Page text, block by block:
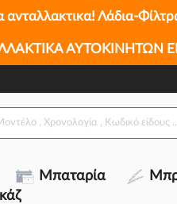
ανταλλακτικα! Λάδια-
ΑΥΤΟΚΙΝΗΤΩΝ
Μπαταρία